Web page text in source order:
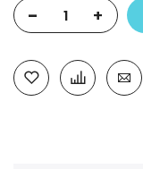
- +